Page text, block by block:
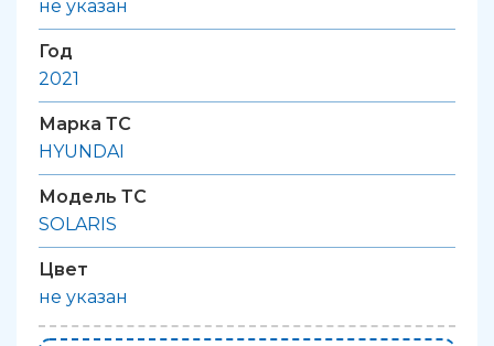
не указан
Год
2021
Марка ТС
HYUNDAI
Модель ТС
SOLARIS
Цвет
не указан